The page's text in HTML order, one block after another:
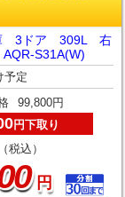
3ドア 309L 右
S31A(W)
予定
99,800円
円下取り
税込）
円